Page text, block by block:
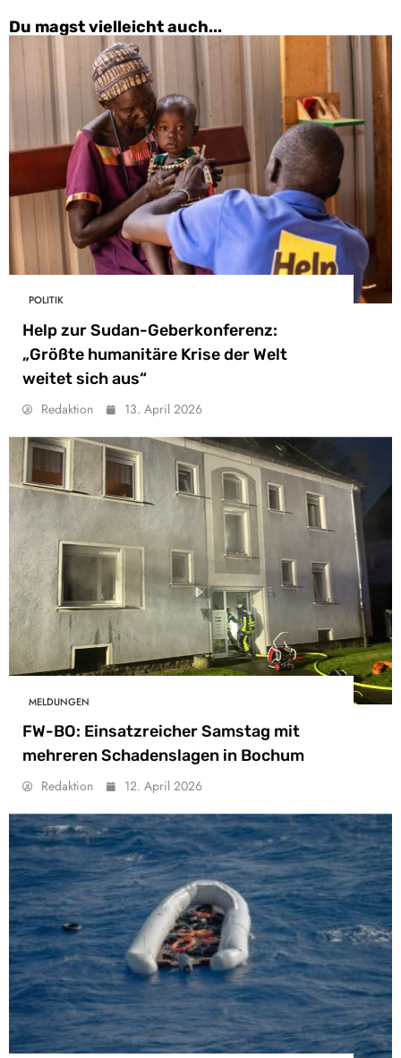
Du magst vielleicht auch...
POLITIK
Help zur Sudan-Geberkonferenz:
„Größte humanitäre Krise der Welt
weitet sich aus“
Redaktion 13. April 2026
MELDUNGEN
FW-BO: Einsatzreicher Samstag mit
mehreren Schadenslagen in Bochum
Redaktion 12. April 2026